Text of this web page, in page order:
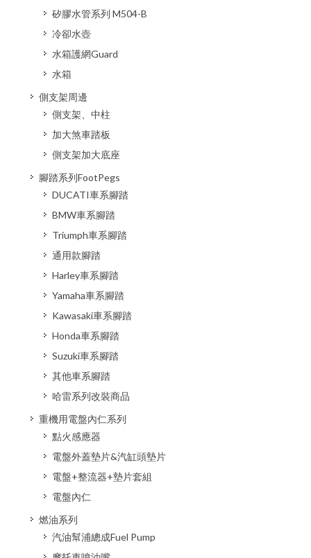
矽膠水管系列 M504-B
冷卻水壺
水箱護網Guard
水箱
側支架周邊
側支架、中柱
加大煞車踏板
側支架加大底座
腳踏系列FootPegs
DUCATI車系腳踏
BMW車系腳踏
Triumph車系腳踏
通用款腳踏
Harley車系腳踏
Yamaha車系腳踏
Kawasaki車系腳踏
Honda車系腳踏
Suzuki車系腳踏
其他車系腳踏
哈雷系列改裝商品
重機用電盤內仁系列
點火感應器
電盤外蓋墊片&汽缸頭墊片
電盤+整流器+墊片套組
電盤內仁
燃油系列
汽油幫浦總成Fuel Pump